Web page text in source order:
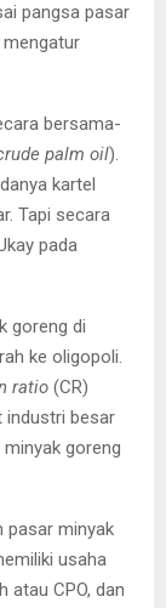
pangsa pasar
mengatur
bersama-
palm oil).
kartel
Tapi secara
pada
goreng di
ke oligopoli.
ratio (CR)
industri besar
goreng
pasar minyak
usaha
atau CPO, dan